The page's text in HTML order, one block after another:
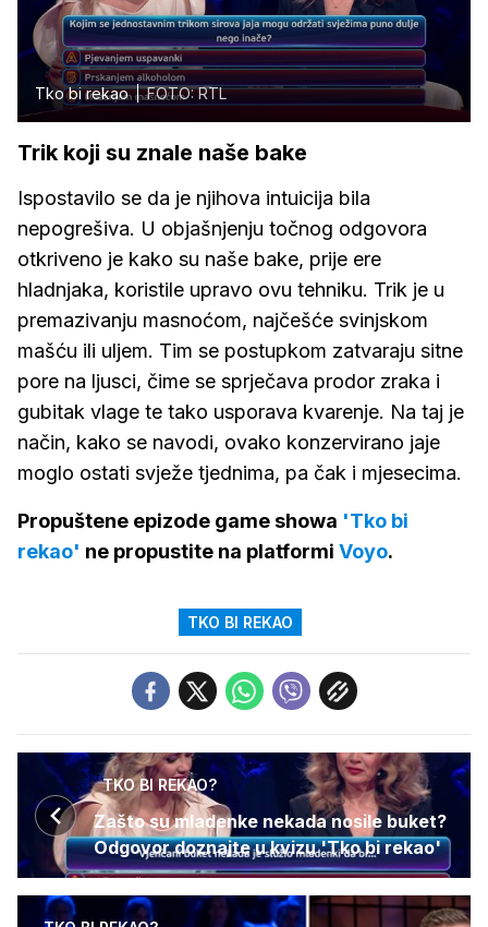
Tko bi rekao FOTO: RTL
Trik koji su znale naše bake
Ispostavilo se da je njihova intuicija bila
nepogrešiva. U objašnjenju točnog odgovora
otkriveno je kako su naše bake, prije ere
hladnjaka, koristile upravo ovu tehniku. Trik je u
premazivanju masnoćom, najčešće svinjskom
mašću ili uljem. Tim se postupkom zatvaraju sitne
pore na ljusci, čime se sprječava prodor zraka i
gubitak vlage te tako usporava kvarenje. Na taj je
način, kako se navodi, ovako konzervirano jaje
moglo ostati svježe tjednima, pa čak i mjesecima.
Propuštene epizode game showa 'Tko bi
rekao' ne propustite na platformi Voyo.
TKO BI REKAO
TKO BI REKAO?
Zašto su mladenke nekada nosile buket?
Odgovor doznajte u kvizu 'Tko bi rekao'